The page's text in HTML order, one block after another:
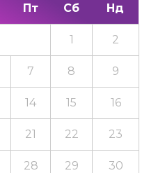
Пт Сб Нд
1 2
7 8 9
14 15 16
21 22 23
28 29 30